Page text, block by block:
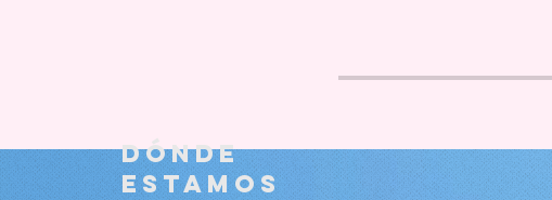
​DÓNDE
ESTAMOS